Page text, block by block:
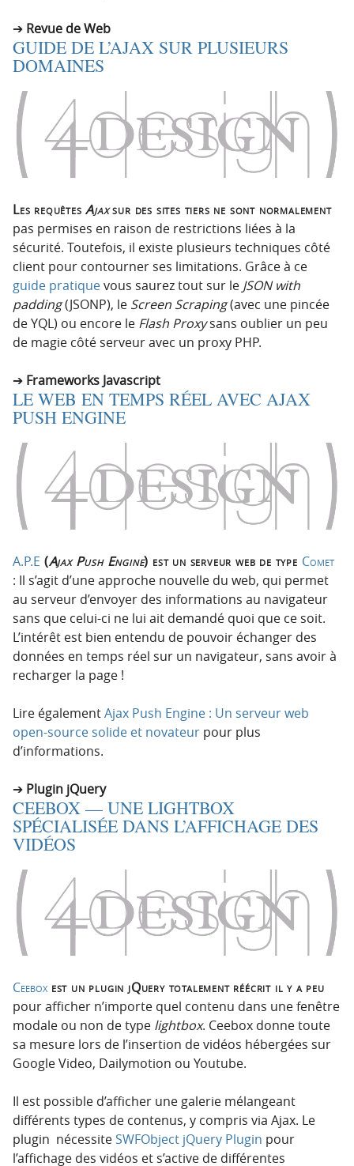
Revue de Web
GUIDE DE L’AJAX SUR PLUSIEURS
DOMAINES
Les requêtesAjaxsur des sites tiers ne sont normalement
pas permises en raison de restrictions liées à la
sécurité. Toutefois, il existe plusieurs techniques côté
client pour contourner ses limitations. Grâce à ce
guide pratiquevous saurez tout sur le JSON with
padding(JSONP), le Screen Scraping(avec une pincée
de YQL) ou encore le Flash Proxysans oublier un peu
de magie côté serveur avec un proxy PHP.
Frameworks Javascript
LE WEB EN TEMPS RÉEL AVEC AJAX
PUSH ENGINE
A.P.E (Ajax Push Engine) est un serveur web de type Comet
: Il s’agit d’une approche nouvelle du web, qui permet
au serveur d’envoyer des informations au navigateur
sans que celui-ci ne lui ait demandé quoi que ce soit.
L’intérêt est bien entendu de pouvoir échanger des
données en temps réel sur un navigateur, sans avoir à
recharger la page !
Lire égalementAjax Push Engine : Un serveur web
open-source solide et novateur pour plus
d’informations.
Plugin jQuery
CEEBOX — UNE LIGHTBOX
SPÉCIALISÉE DANS L’AFFICHAGE DES
VIDÉOS
Ceebox est un plugin jQuery totalement réécrit il y a peu
pour afficher n’importe quel contenu dans une fenêtre
modale ou non de type lightbox. Ceebox donne toute
sa mesure lors de l’insertion de vidéos hébergées sur
Google Video, Dailymotion ou Youtube.
Il est possible d’afficher une galerie mélangeant
différents types de contenus, y compris via Ajax. Le
plugin nécessite SWFObject jQuery Plugin pour
l’affichage des vidéos et s’active de différentes